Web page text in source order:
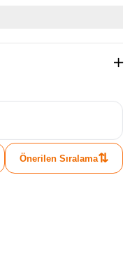
Önerilen Sıralama⇅